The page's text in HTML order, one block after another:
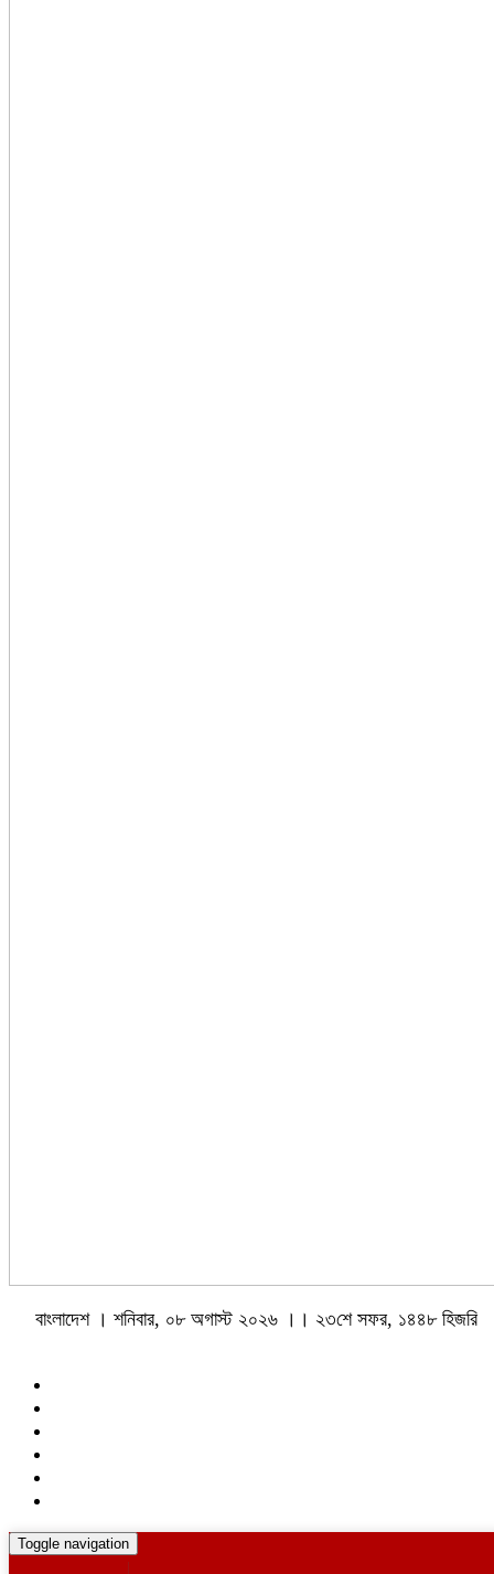
বাংলাদেশ । শনিবার, ০৮ অগাস্ট ২০২৬ ।। ২৩শে সফর, ১৪৪৮ হিজরি
Toggle navigation